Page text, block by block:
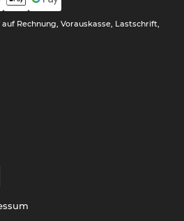
Rechnung, Vorauskasse, Lastschrift,